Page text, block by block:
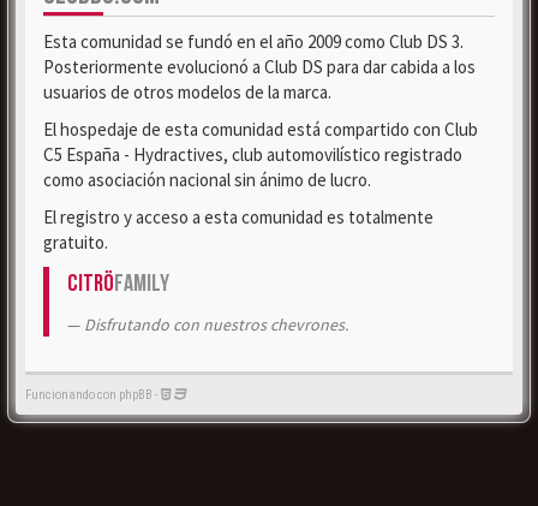
Esta comunidad se fundó en el año 2009 como Club DS 3.
Posteriormente evolucionó a Club DS para dar cabida a los
usuarios de otros modelos de la marca.
El hospedaje de esta comunidad está compartido con Club
C5 España - Hydractives, club automovilístico registrado
como asociación nacional sin ánimo de lucro.
El registro y acceso a esta comunidad es totalmente
gratuito.
CitröFamily
Disfrutando con nuestros chevrones.
Funcionando con phpBB -